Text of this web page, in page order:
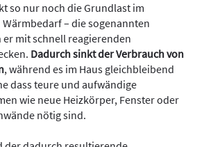
so nur noch die Grundlast im
– die sogenannten
er mit schnell reagierenden
Dadurch sinkt der Verbrauch von
, während es im Haus gleichbleibend
dass teure und aufwändige
wie neue Heizkörper, Fenster oder
nötig sind.